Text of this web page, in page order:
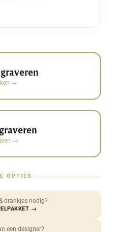
→
→
OPTIES
drankjes nodig?
→
een designer?